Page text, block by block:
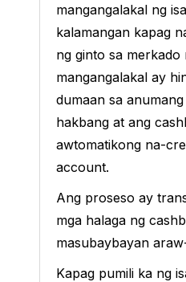
mangangalakal ng
kalamangan kapag
ng ginto sa
mangangalakal ay
dumaan sa
hakbang at ang
awtomatikong na-
account.
Ang proseso ay
mga halaga ng
masubaybayan
Kapag pumili ka ng